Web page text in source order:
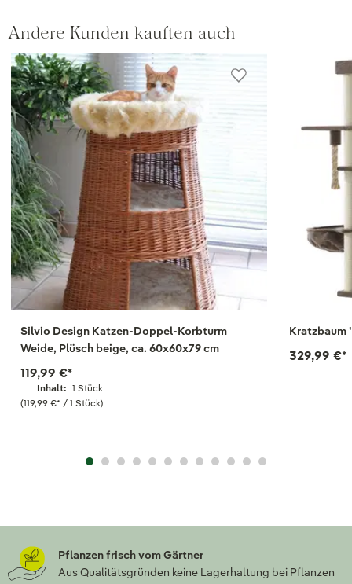
Andere Kunden kauften auch
Silvio Design Katzen-Doppel-Korbturm
Weide, Plüsch beige, ca. 60x60x79 cm
Inhalt: 1 Stück
(119,99 €* / 1 Stück)
119,99 €*
Kratzbaum
329,99 €*
Pflanzen frisch vom Gärtner
Aus Qualitätsgründen keine Lagerhaltung bei Pflanzen